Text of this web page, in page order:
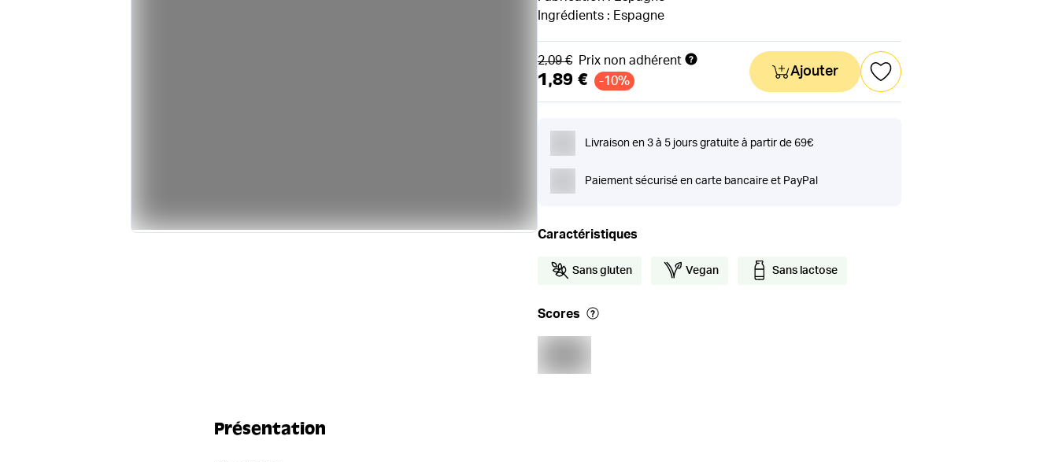
Ingrédients : Espagne
Ancien prix
2,09 € Prix non adhérent
1,89 € -10%
Ajouter
Livraison en 3 à 5 jours gratuite à partir de 69€
Paiement sécurisé en carte bancaire et PayPal
Caractéristiques
Sans gluten Vegan Sans lactose
Scores
Présentation